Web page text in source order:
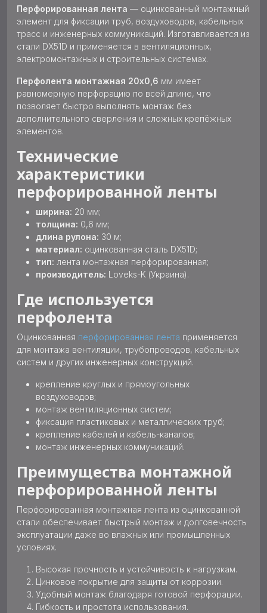
Перфорированная лента — оцинкованный монтажный
элемент для фиксации труб, воздуховодов, кабельных
трасс и инженерных коммуникаций. Изготавливается из
стали DX51D и применяется в вентиляционных,
электромонтажных и строительных системах.
Перфолента монтажная 20х0,6 мм имеет
равномерную перфорацию по всей длине, что
позволяет быстро выполнять монтаж без
дополнительного сверления и сложных крепёжных
элементов.
Технические
характеристики
перфорированной ленты
ширина: 20 мм;
толщина: 0,6 мм;
длина рулона: 30 м;
материал: оцинкованная сталь DX51D;
тип: лента монтажная перфорированная;
производитель: Loveks-K (Украина).
Где используется
перфолента
Оцинкованная перфорированная лента применяется
для монтажа вентиляции, трубопроводов, кабельных
систем и других инженерных конструкций.
крепление круглых и прямоугольных
воздуховодов;
монтаж вентиляционных систем;
фиксация пластиковых и металлических труб;
крепление кабелей и кабель-каналов;
монтаж инженерных коммуникаций.
Преимущества монтажной
перфорированной ленты
Перфорированная монтажная лента из оцинкованной
стали обеспечивает быстрый монтаж и долговечность
эксплуатации даже во влажных или промышленных
условиях.
Высокая прочность и устойчивость к нагрузкам.
Цинковое покрытие для защиты от коррозии.
Удобный монтаж благодаря готовой перфорации.
Гибкость и простота использования.